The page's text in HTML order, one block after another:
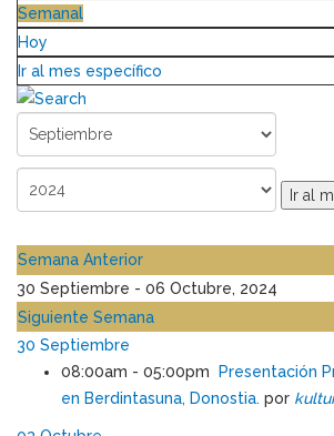
Semanal
Hoy
Ir al mes específico
Ir al
Semana Anterior
30 Septiembre - 06 Octubre, 2024
Siguiente Semana
30 Septiembre
08:00am - 05:00pm
Presentación
en Berdintasuna, Donostia. por